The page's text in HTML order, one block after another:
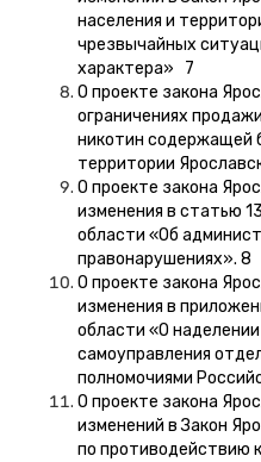
населения и
чрезвычайных
характера» 7
О проекте закона
ограничениях
никотин содержащей
территории
О проекте закона
изменения в статью 13
области «Об
правонарушениях». 8
О проекте закона
изменения в
области «О
самоуправления
полномочиями
О проекте закона
изменений в Закон
по противодействию